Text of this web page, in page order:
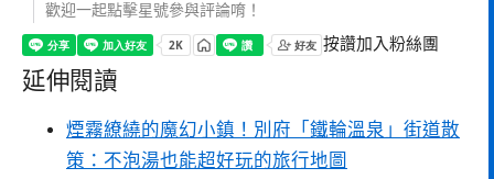
歡迎一起點擊星號參與評論唷！
按讚加入粉絲團
延伸閱讀
煙霧繚繞的魔幻小鎮！別府「鐵輪溫泉」街道散
策：不泡湯也能超好玩的旅行地圖